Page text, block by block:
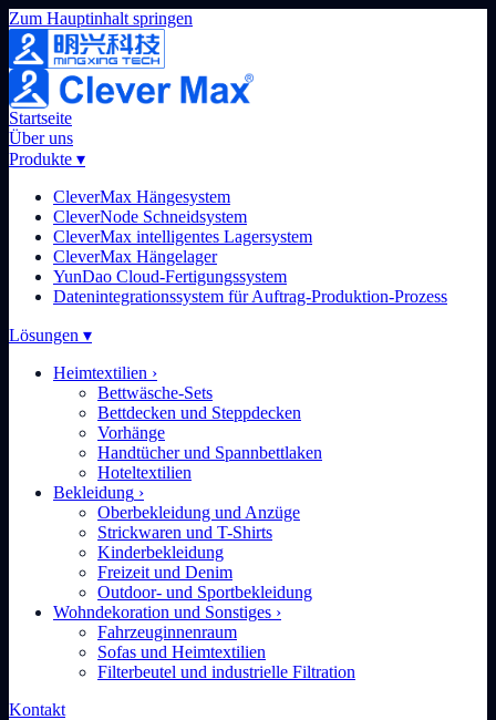
Zum Hauptinhalt springen
Startseite
Über uns
Produkte ▾
CleverMax Hängesystem
CleverNode Schneidsystem
CleverMax intelligentes Lagersystem
CleverMax Hängelager
YunDao Cloud-Fertigungssystem
Datenintegrationssystem für Auftrag-Produktion-Prozess
Lösungen ▾
Heimtextilien ›
Bettwäsche-Sets
Bettdecken und Steppdecken
Vorhänge
Handtücher und Spannbettlaken
Hoteltextilien
Bekleidung ›
Oberbekleidung und Anzüge
Strickwaren und T-Shirts
Kinderbekleidung
Freizeit und Denim
Outdoor- und Sportbekleidung
Wohndekoration und Sonstiges ›
Fahrzeuginnenraum
Sofas und Heimtextilien
Filterbeutel und industrielle Filtration
Kontakt